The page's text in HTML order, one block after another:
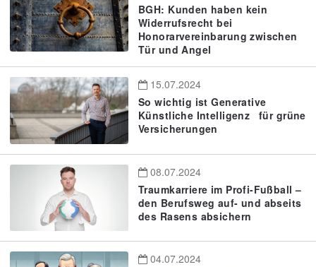
BGH: Kunden haben kein
Widerrufsrecht bei
Honorarvereinbarung zwischen
Tür und Angel
15.07.2024
So wichtig ist Generative
Künstliche Intelligenz für grüne
Versicherungen
08.07.2024
Traumkarriere im Profi-Fußball –
den Berufsweg auf- und abseits
des Rasens absichern
04.07.2024